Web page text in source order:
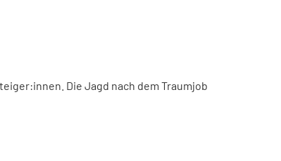
Die Jagd nach dem Traumjob